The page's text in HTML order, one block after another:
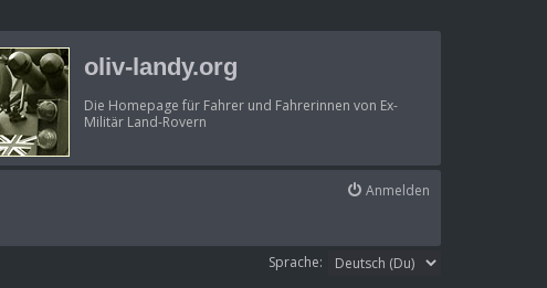
oliv-landy.org
Die Homepage für Fahrer und Fahrerinnen von Ex-
Militär Land-Rovern
Anmelden
Sprache: